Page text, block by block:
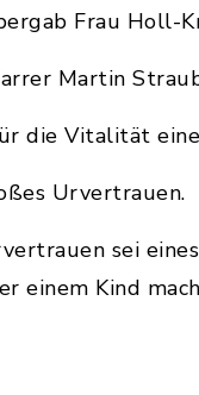
Frau Holl-
Martin
die Vitalität
Urvertrauen.
sei
einem Kind